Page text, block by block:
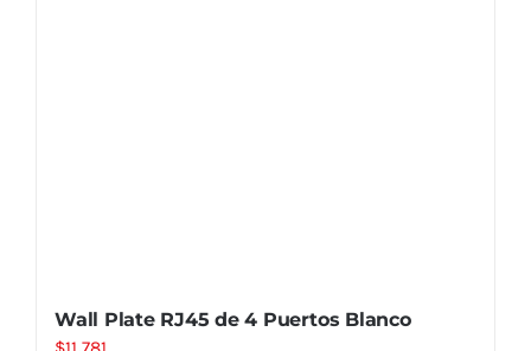
Wall Plate RJ45 de 4 Puertos Blanco